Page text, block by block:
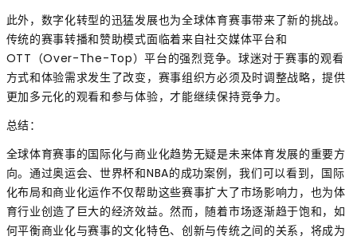
此外，数字化转型的迅猛发展也为全球体育赛事带来了新的挑战。
传统的赛事转播和赞助模式面临着来自社交媒体平台和
OTT（Over-The-Top）平台的强烈竞争。球迷对于赛事的观看
方式和体验需求发生了改变，赛事组织方必须及时调整战略，提供
更加多元化的观看和参与体验，才能继续保持竞争力。
总结：
全球体育赛事的国际化与商业化趋势无疑是未来体育发展的重要方
向。通过奥运会、世界杯和NBA的成功案例，我们可以看到，国际
化布局和商业化运作不仅帮助这些赛事扩大了市场影响力，也为体
育行业创造了巨大的经济效益。然而，随着市场逐渐趋于饱和，如
何平衡商业化与赛事的文化特色、创新与传统之间的关系，将成为